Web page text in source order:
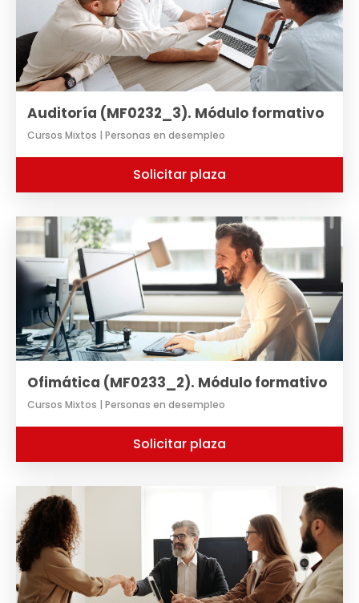
Auditoría (MF0232_3). Módulo formativo
Cursos Mixtos | Personas en desempleo
Solicitar plaza
Ofimática (MF0233_2). Módulo formativo
Cursos Mixtos | Personas en desempleo
Solicitar plaza